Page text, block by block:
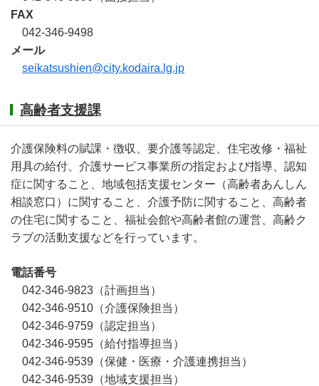
FAX
042-346-9498
メール
seikatsushien@city.kodaira.lg.jp
高齢者支援課
介護保険料の賦課・徴収、要介護等認定、住宅改修・福祉
用具の給付、介護サービス事業所の指定および指導、認知
症に関すること、地域包括支援センター（高齢者あんしん
相談窓口）に関すること、介護予防に関すること、高齢者
の住宅に関すること、福祉会館や高齢者館の運営、高齢ク
ラブの活動支援などを行っています。
電話番号
042-346-9823（計画担当）
042-346-9510（介護保険担当）
042-346-9759（認定担当）
042-346-9595（給付指導担当）
042-346-9539（保健・医療・介護連携担当）
042-346-9539（地域支援担当）